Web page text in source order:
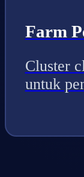
Farm
Cluster
untuk